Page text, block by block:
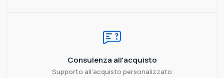
Consulenza all'acquisto
Supporto all'acquisto personalizzato